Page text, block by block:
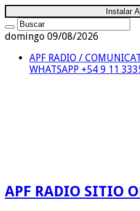
Instalar
domingo 09/08/2026
APF RADIO /
WHATSAPP +54 9 11
APF RADIO SITIO